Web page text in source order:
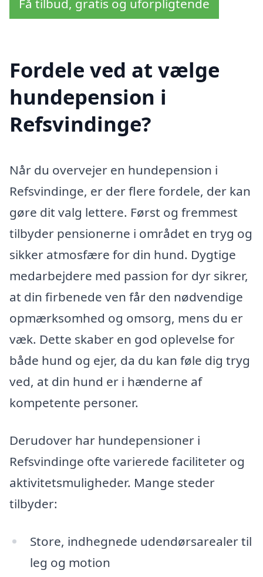
Få tilbud, gratis og uforpligtende
Fordele ved at vælge
hundepension i
Refsvindinge?
Når du overvejer en hundepension i
Refsvindinge, er der flere fordele, der kan
gøre dit valg lettere. Først og fremmest
tilbyder pensionerne i området en tryg og
sikker atmosfære for din hund. Dygtige
medarbejdere med passion for dyr sikrer,
at din firbenede ven får den nødvendige
opmærksomhed og omsorg, mens du er
væk. Dette skaber en god oplevelse for
både hund og ejer, da du kan føle dig tryg
ved, at din hund er i hænderne af
kompetente personer.
Derudover har hundepensioner i
Refsvindinge ofte varierede faciliteter og
aktivitetsmuligheder. Mange steder
tilbyder:
Store, indhegnede udendørsarealer til
leg og motion